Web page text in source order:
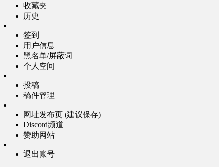
收藏夹
历史
签到
用户信息
黑名单/屏蔽词
个人空间
投稿
稿件管理
网址发布页 (建议保存)
Discord频道
赞助网站
退出账号